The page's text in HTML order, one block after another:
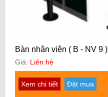
Bàn nhân viên ( B - NV 9 )
Giá: Liên hệ
Xem chi tiết Đặt mua